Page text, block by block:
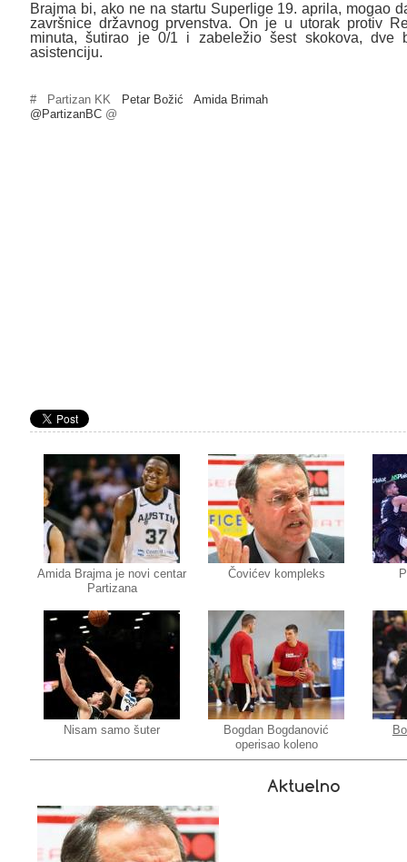
Brajma bi, ako ne na startu Superlige 19. aprila, mogao
završnice državnog prvenstva. On je u utorak protiv
minuta, šutirao je 0/1 i zabeležio šest skokova, dve
asistenciju.
# Partizan KK Petar Božić
Amida Brimah
@PartizanBC @
Amida Brajma je novi centar
Partizana
Čovićev kompleks
Nisam samo šuter
Bogdan Bogdanović
operisao koleno
Aktuelno